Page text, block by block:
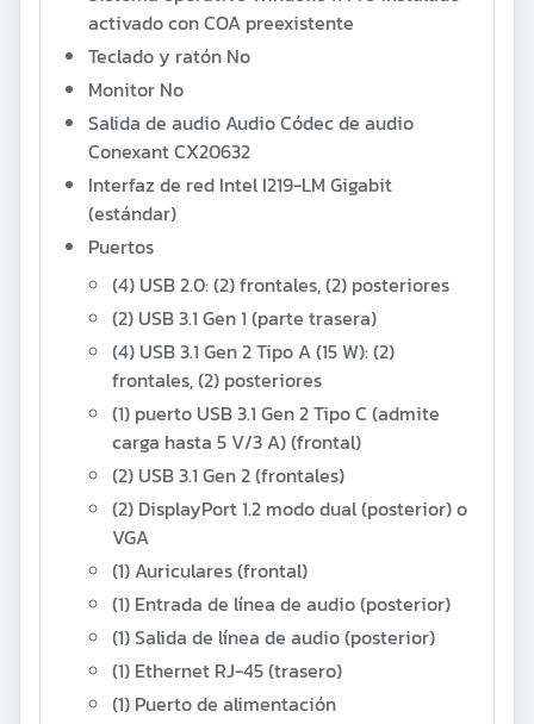
activado con COA preexistente
Teclado y ratón No
Monitor No
Salida de audio AudioCódec de audio
Conexant CX20632
Interfaz de red Intel I219-LM Gigabit
(estándar)
Puertos
(4) USB 2.0: (2) frontales, (2) posteriores
(2) USB 3.1 Gen 1 (parte trasera)
(4) USB 3.1 Gen 2 Tipo A (15 W): (2)
frontales, (2) posteriores
(1) puerto USB 3.1 Gen 2 Tipo C (admite
carga hasta 5 V/3 A) (frontal)
(2) USB 3.1 Gen 2 (frontales)
(2) DisplayPort 1.2 modo dual (posterior) o
VGA
(1) Auriculares (frontal)
(1) Entrada de línea de audio (posterior)
(1) Salida de línea de audio (posterior)
(1) Ethernet RJ-45 (trasero)
(1) Puerto de alimentación